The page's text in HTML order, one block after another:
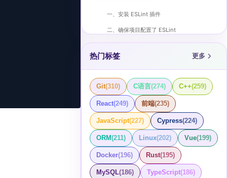
一、安装 ESLint 插件
二、确保项目配置了 ESLint
三、运行 ESLint
热门标签 更多
Git(310) C语言(274) C++(259)
React(249) 前端(235)
JavaScript(227) Cypress(224)
ORM(211) Linux(202) Vue(199)
Docker(196) Rust(195)
MySQL(186) TypeScript(186)